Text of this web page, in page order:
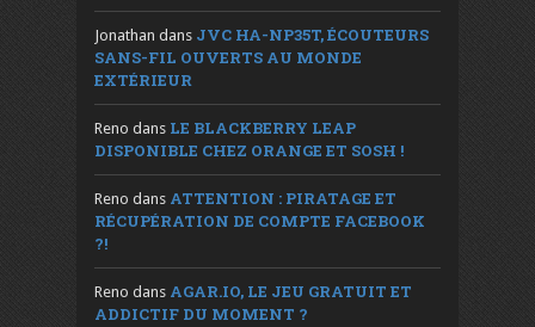
Jonathan dans JVC HA-NP35T, ÉCOUTEURS
SANS-FIL OUVERTS AU MONDE
EXTÉRIEUR
Reno dans LE BLACKBERRY LEAP
DISPONIBLE CHEZ ORANGE ET SOSH !
Reno dans ATTENTION : PIRATAGE ET
RÉCUPÉRATION DE COMPTE FACEBOOK
?!
Reno dans AGAR.IO, LE JEU GRATUIT ET
ADDICTIF DU MOMENT ?